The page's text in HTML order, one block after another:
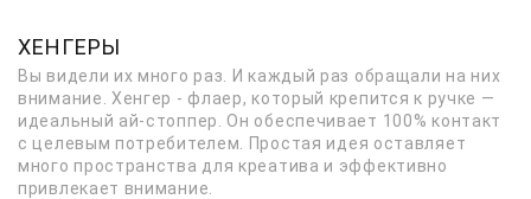
ХЕНГЕРЫ
Вы видели их много раз. И каждый раз обращали на них
внимание. Хенгер - флаер, который крепится к ручке —
идеальный ай-стоппер. Он обеспечивает 100% контакт
с целевым потребителем. Простая идея оставляет
много пространства для креатива и эффективно
привлекает внимание.